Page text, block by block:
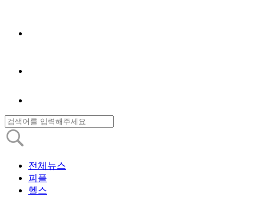
전체뉴스
피플
헬스